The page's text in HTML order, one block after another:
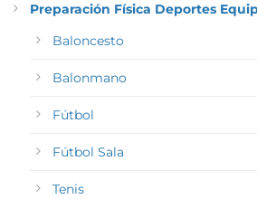
Preparación Física Deportes
Baloncesto
Balonmano
Fútbol
Fútbol Sala
Tenis